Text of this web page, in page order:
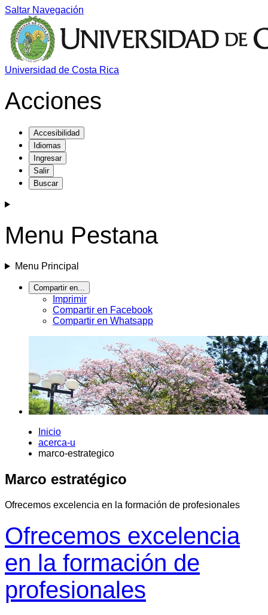
Saltar Navegación
Universidad de Costa Rica
Acciones
Accesibilidad
Idiomas
Ingresar
Salir
Buscar
Menu Pestana
Menu Principal
Compartir en...
Imprimir
Compartir en Facebook
Compartir en Whatsapp
Inicio
acerca-u
marco-estrategico
Marco estratégico
Ofrecemos excelencia en la formación de profesionales
Ofrecemos excelencia
en la formación de
profesionales